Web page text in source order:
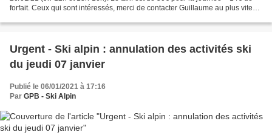
forfait. Ceux qui sont intéressés, merci de contacter Guillaume au plus vite
Urgent - Ski alpin : annulation des activités ski
du jeudi 07 janvier
Publié le 06/01/2021 à 17:16
Par GPB - Ski Alpin